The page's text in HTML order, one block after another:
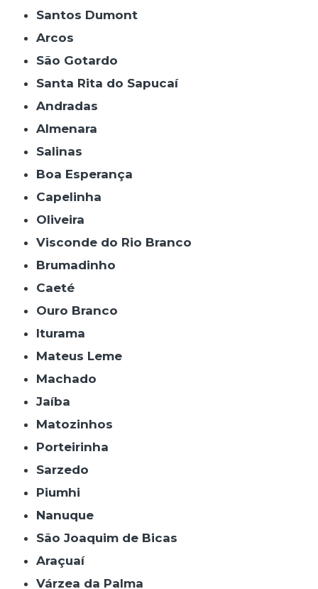
Santos Dumont
Arcos
São Gotardo
Santa Rita do Sapucaí
Andradas
Almenara
Salinas
Boa Esperança
Capelinha
Oliveira
Visconde do Rio Branco
Brumadinho
Caeté
Ouro Branco
Iturama
Mateus Leme
Machado
Jaíba
Matozinhos
Porteirinha
Sarzedo
Piumhi
Nanuque
São Joaquim de Bicas
Araçuaí
Várzea da Palma